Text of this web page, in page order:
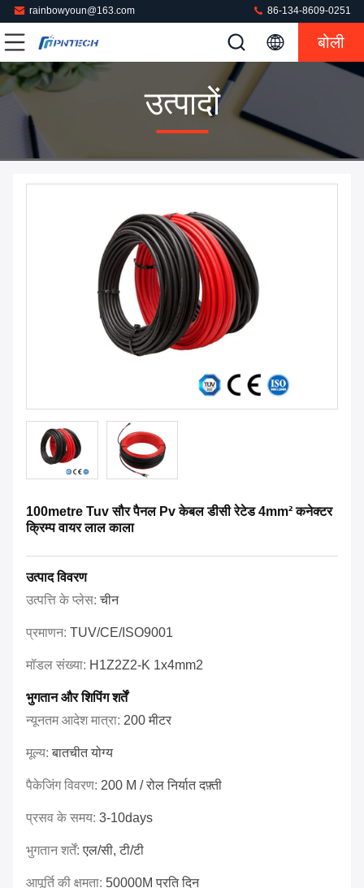
rainbowyoun@163.com 86-134-8609-0251
बोली
उत्पादों
100metre Tuv सौर पैनल Pv केबल डीसी रेटेड 4mm² कनेक्टर
क्रिम्प वायर लाल काला
उत्पाद विवरण
उत्पत्ति के प्लेस:चीन
प्रमाणन: TUV/CE/ISO9001
मॉडल संख्या: H1Z2Z2-K 1x4mm2
भुगतान और शिपिंग शर्तें
न्यूनतम आदेश मात्रा: 200 मीटर
मूल्य:बातचीत योग्य
पैकेजिंग विवरण: 200 M / रोल निर्यात दफ़्ती
प्रसव के समय: 3-10days
भुगतान शर्तें:एल/सी, टी/टी
आपूर्ति की क्षमता: 50000M प्रति दिन